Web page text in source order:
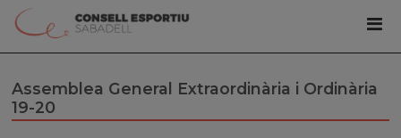
Assemblea General Extraordinària i Ordinària
19-20